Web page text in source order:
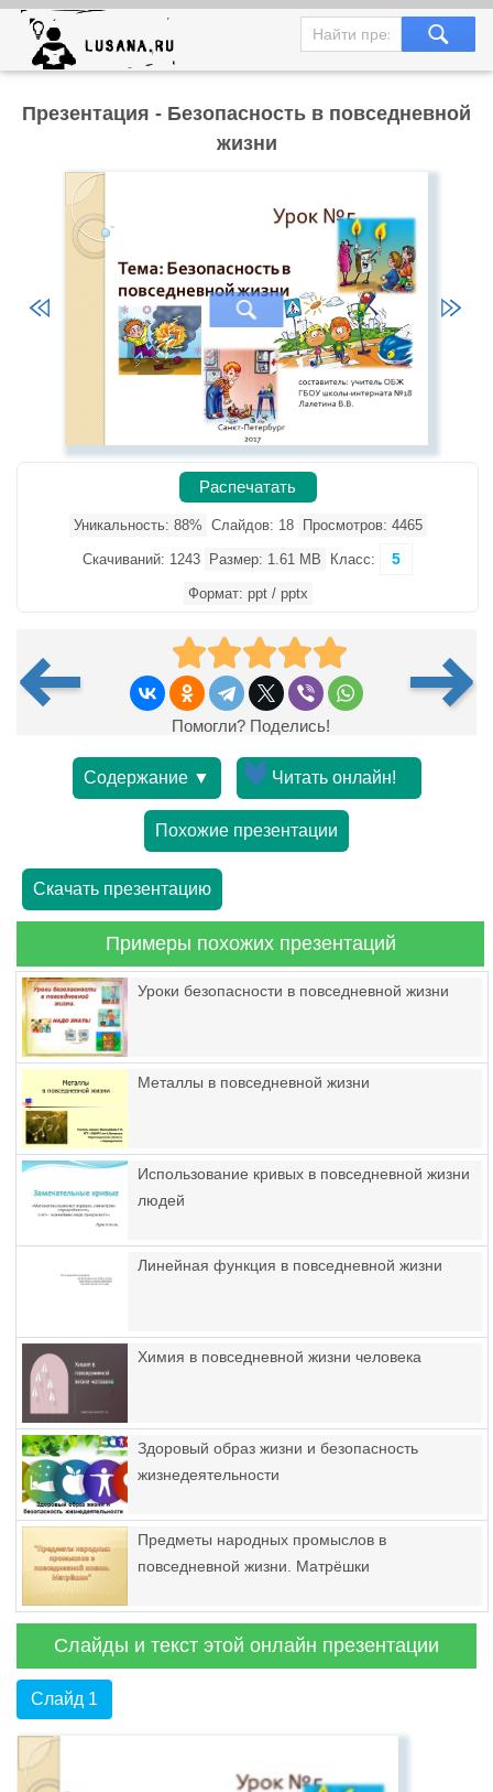
Презентация - Безопасность в повседневной
жизни
Распечатать
Уникальность: 88% Слайдов: 18 Просмотров: 4465
Скачиваний: 1243 Размер: 1.61 MB Класс: 5
Формат: ppt / pptx
Помогли? Поделись!
Содержание ▼ Читать онлайн!
Похожие презентации
Скачать презентацию
Примеры похожих презентаций
Уроки безопасности в повседневной жизни
Металлы в повседневной жизни
Использование кривых в повседневной жизни
людей
Линейная функция в повседневной жизни
Химия в повседневной жизни человека
Здоровый образ жизни и безопасность
жизнедеятельности
Предметы народных промыслов в
повседневной жизни. Матрёшки
Слайды и текст этой онлайн презентации
Слайд 1